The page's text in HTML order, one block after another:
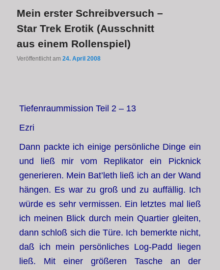
Mein erster Schreibversuch –
Star Trek Erotik (Ausschnitt
aus einem Rollenspiel)
Veröffentlicht am24. April 2008
Tiefenraummission Teil 2 – 13
Ezri
Dann packte ich einige persönliche Dinge ein
und ließ mir vom Replikator ein Picknick
generieren. Mein Bat’leth ließ ich an der Wand
hängen. Es war zu groß und zu auffällig. Ich
würde es sehr vermissen. Ein letztes mal ließ
ich meinen Blick durch mein Quartier gleiten,
dann schloß sich die Türe. Ich bemerkte nicht,
daß ich mein persönliches Log-Padd liegen
ließ. Mit einer größeren Tasche an der